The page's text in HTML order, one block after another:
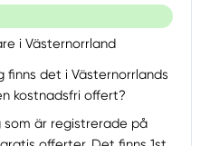
i Västernorrland
finns det i Västernorrlands
kostnadsfri offert?
som är registrerade på